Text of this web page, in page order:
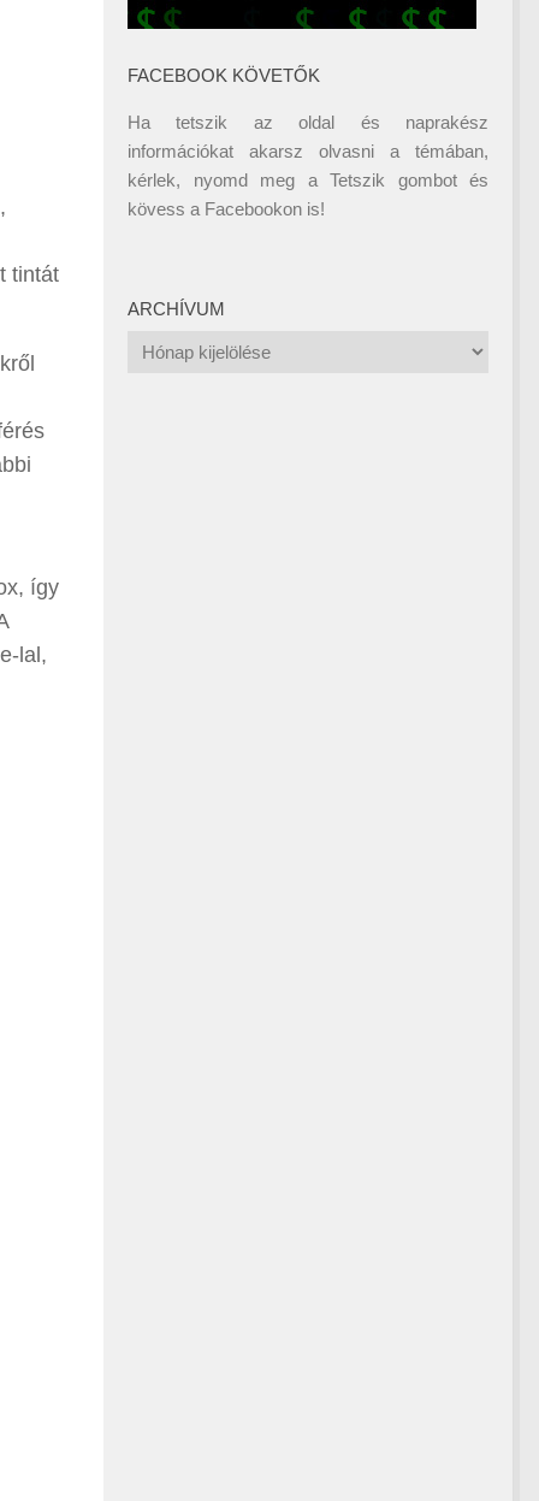
tintát
így
lal,
FACEBOOK KÖVETŐK
Ha tetszik az oldal és naprakész
információkat akarsz olvasni a témában,
kérlek, nyomd meg a Tetszik gombot és
kövess a Facebookon is!
ARCHÍVUM
Archívum